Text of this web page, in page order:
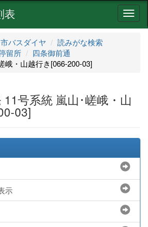
ナ
ビ
表
バスダイヤ
読みがな検索
留所
四条御前通
峨・山越行き[066-200-03]
11号系統 嵐山･嵯峨・山
03]
示